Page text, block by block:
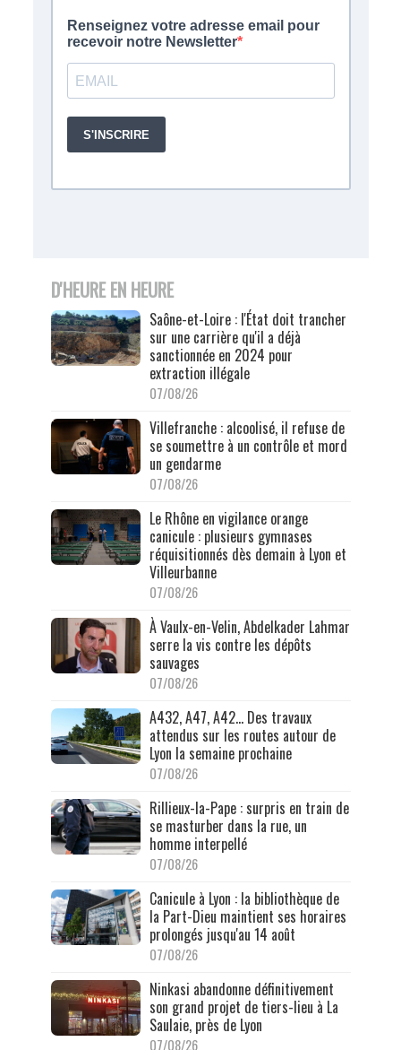
D'HEURE EN HEURE
Saône-et-Loire : l'État doit trancher
sur une carrière qu'il a déjà
sanctionnée en 2024 pour
extraction illégale
07/08/26
Villefranche : alcoolisé, il refuse de
se soumettre à un contrôle et mord
un gendarme
07/08/26
Le Rhône en vigilance orange
canicule : plusieurs gymnases
réquisitionnés dès demain à Lyon et
Villeurbanne
07/08/26
À Vaulx-en-Velin, Abdelkader Lahmar
serre la vis contre les dépôts
sauvages
07/08/26
A432, A47, A42… Des travaux
attendus sur les routes autour de
Lyon la semaine prochaine
07/08/26
Rillieux-la-Pape : surpris en train de
se masturber dans la rue, un
homme interpellé
07/08/26
Canicule à Lyon : la bibliothèque de
la Part-Dieu maintient ses horaires
prolongés jusqu'au 14 août
07/08/26
Ninkasi abandonne définitivement
son grand projet de tiers-lieu à La
Saulaie, près de Lyon
07/08/26